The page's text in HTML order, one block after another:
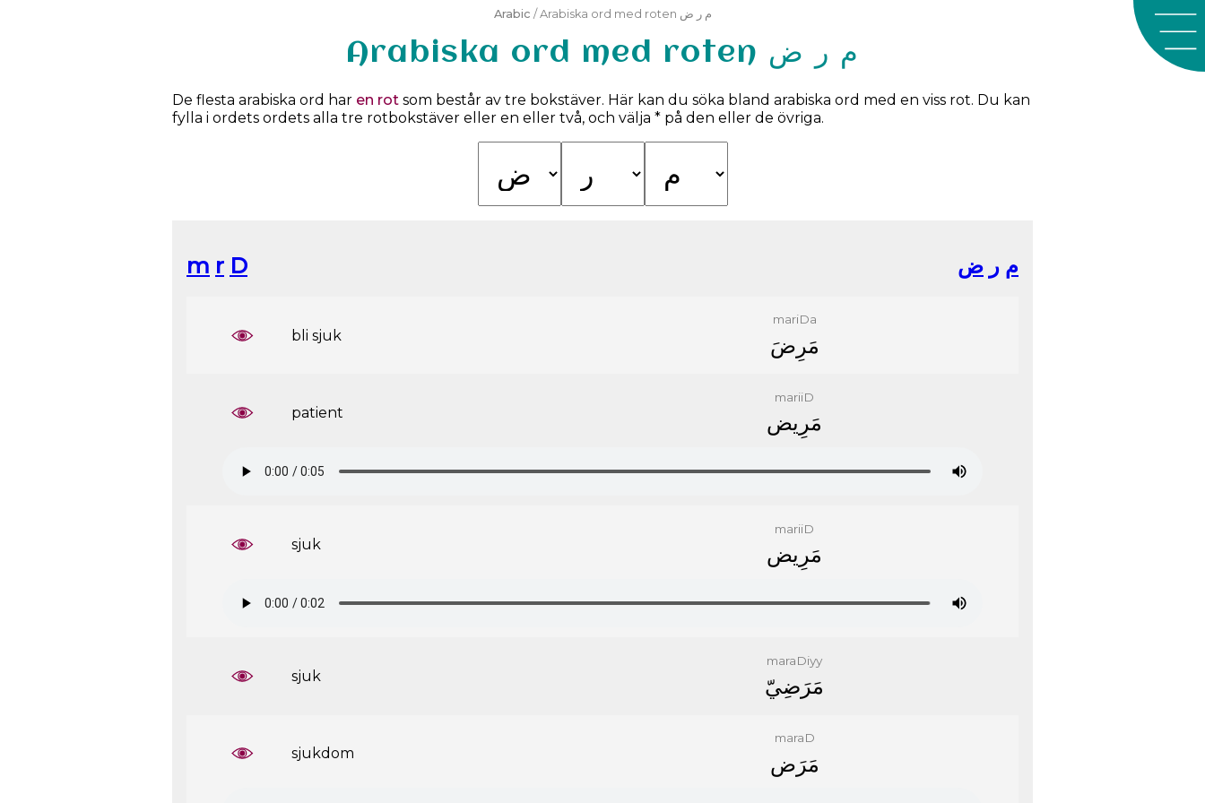
Arabic / Arabiska ord med roten م ر ض
Arabiska ord med roten م ر ض
De flesta arabiska ord har en rot som består av tre bokstäver. Här kan du söka bland arabiska ord med en viss rot. Du kan
fylla i ordets ordets alla tre rotbokstäver eller en eller två, och välja * på den eller de övriga.
m r D ﻡ ﺭ ﺽ
bli sjuk
mariDa
ﻣَﺮِﺽَ
patient
mariiD
ﻣَﺮِﻳﺾ
sjuk
mariiD
ﻣَﺮِﻳﺾ
sjuk
maraDiyy
ﻣَﺮَﺿِﻲّ
sjukdom
maraD
ﻣَﺮَﺽ